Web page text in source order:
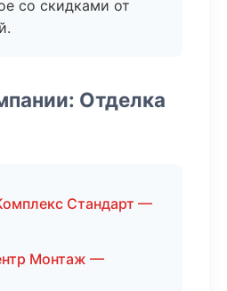
со скидками от
Отделка
Стандарт —
Монтаж —